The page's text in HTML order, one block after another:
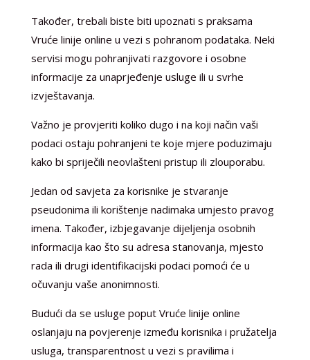
Također, trebali biste biti upoznati s praksama
Vruće linije online u vezi s pohranom podataka. Neki
servisi mogu pohranjivati razgovore i osobne
informacije za unaprjeđenje usluge ili u svrhe
izvještavanja.
Važno je provjeriti koliko dugo i na koji način vaši
podaci ostaju pohranjeni te koje mjere poduzimaju
kako bi spriječili neovlašteni pristup ili zlouporabu.
Jedan od savjeta za korisnike je stvaranje
pseudonima ili korištenje nadimaka umjesto pravog
imena. Također, izbjegavanje dijeljenja osobnih
informacija kao što su adresa stanovanja, mjesto
rada ili drugi identifikacijski podaci pomoći će u
očuvanju vaše anonimnosti.
Budući da se usluge poput Vruće linije online
oslanjaju na povjerenje između korisnika i pružatelja
usluga, transparentnost u vezi s pravilima i